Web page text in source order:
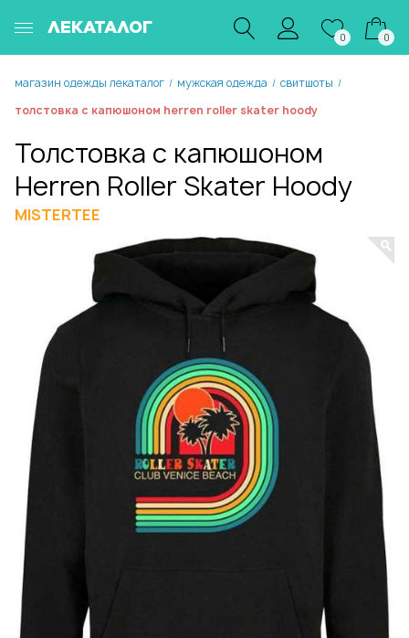
ЛЕКАТАЛОГ
0 0
магазин одежды лекаталог / мужская одежда / свитшоты /
толстовка с капюшоном herren roller skater hoody
Толстовка с капюшоном
Herren Roller Skater Hoody
MISTERTEE